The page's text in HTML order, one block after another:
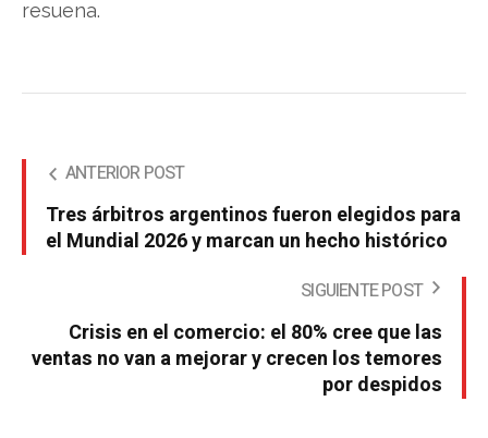
resuena.
ANTERIOR POST
Tres árbitros argentinos fueron elegidos para
el Mundial 2026 y marcan un hecho histórico
SIGUIENTE POST
Crisis en el comercio: el 80% cree que las
ventas no van a mejorar y crecen los temores
por despidos